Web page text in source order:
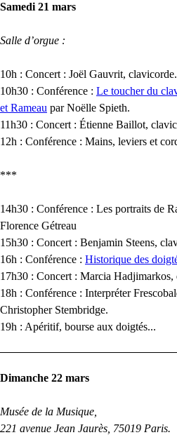
Samedi 21 mars
Salle d’orgue :
10h : Concert : Joël Gauvrit, clavicorde.
10h30 : Conférence : Le toucher du
et Rameau par Noëlle Spieth.
11h30 : Concert : Étienne Baillot,
12h : Conférence : Mains, leviers et
***
14h30 : Conférence : Les portraits de
Florence Gétreau
15h30 : Concert : Benjamin Steens,
16h : Conférence : Historique des
17h30 : Concert : Marcia Hadjimarkos,
18h : Conférence : Interpréter
Christopher Stembridge.
19h : Apéritif, bourse aux doigtés...
Dimanche 22 mars
Musée de la Musique,
221 avenue Jean Jaurès, 75019 Paris.